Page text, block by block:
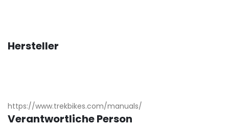
Hersteller
https://www.trekbikes.com/manuals/
Verantwortliche Person